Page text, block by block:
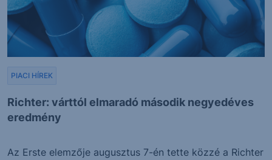
Richter: várttól elmaradó második negyedéves
eredmény
PIACI HÍREK
Az Erste elemzője augusztus 7-én tette közzé a Richter